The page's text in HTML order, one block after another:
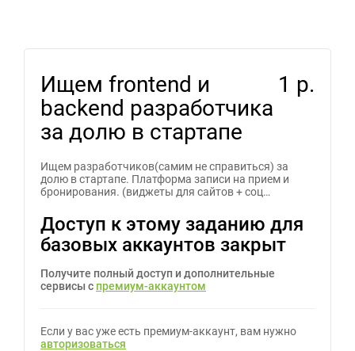
Ищем frontend и
backend разработчика
за долю в стартапе
1 р.
Ищем разработчиков(самим не справиться) за
долю в стартапе. Платформа записи на прием и
бронирования. (виджеты для сайтов + соц…
Доступ к этому заданию для
базовых аккаунтов закрыт
Получите полный доступ и дополнительные
сервисы с премиум-аккаунтом
Если у вас уже есть премиум-аккаунт, вам нужно
авторизоваться